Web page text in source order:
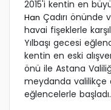
2015'i kentin en
Han Çadırı önünde
havai fişeklerle
Yılbaşı gecesi
kentin en eski
önü ile Astana
meydanda valilikçe
eğlencelerle başladı.